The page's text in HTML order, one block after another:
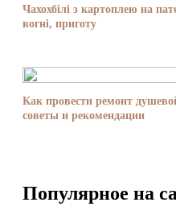
Чахохбілі з картоплею на
вогні, приготу
Как провести ремонт
советы и рекомендации
Популярное на